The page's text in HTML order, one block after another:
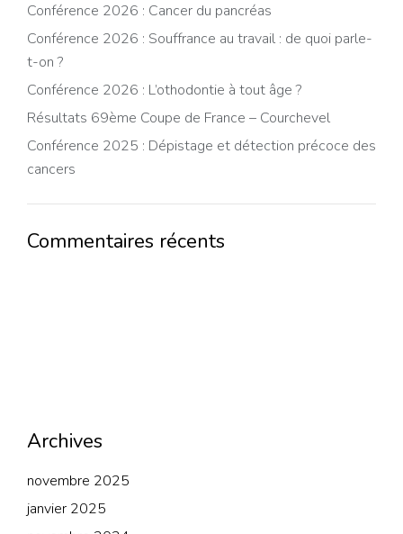
Conférence 2026 : Cancer du pancréas
Conférence 2026 : Souffrance au travail : de quoi parle-
t-on ?
Conférence 2026 : L’othodontie à tout âge ?
Résultats 69ème Coupe de France – Courchevel
Conférence 2025 : Dépistage et détection précoce des
cancers
Commentaires récents
Archives
novembre 2025
janvier 2025